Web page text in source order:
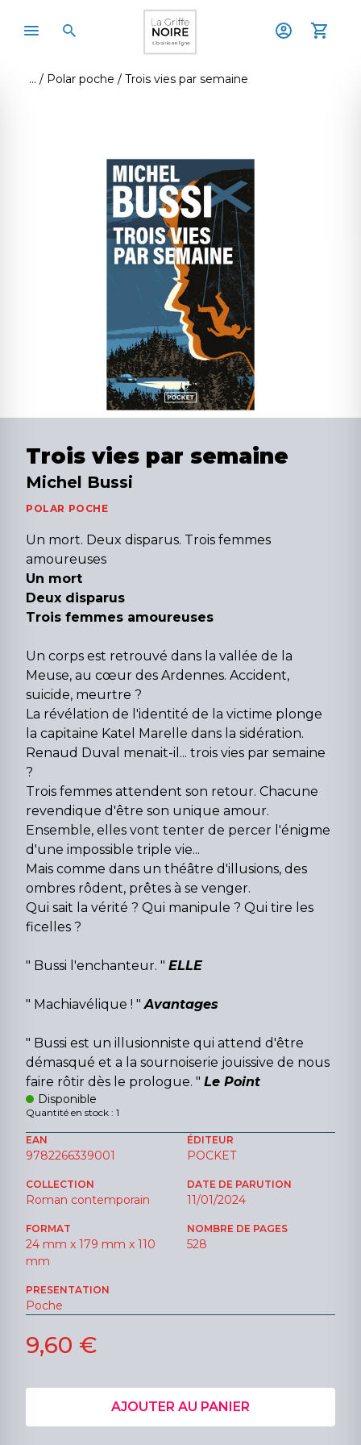
Polar poche Trois vies par semaine
Trois vies par semaine
Michel Bussi
POLAR POCHE
Un mort. Deux disparus. Trois femmes
amoureuses
Un mort
Deux disparus
Trois femmes amoureuses
Un corps est retrouvé dans la vallée de la
Meuse, au cœur des Ardennes. Accident,
suicide, meurtre ?
La révélation de l'identité de la victime plonge
la capitaine Katel Marelle dans la sidération.
Renaud Duval menait-il... trois vies par semaine
?
Trois femmes attendent son retour. Chacune
revendique d'être son unique amour.
Ensemble, elles vont tenter de percer l'énigme
d'une impossible triple vie...
Mais comme dans un théâtre d'illusions, des
ombres rôdent, prêtes à se venger.
Qui sait la vérité ? Qui manipule ? Qui tire les
ficelles ?
" Bussi l'enchanteur. " ELLE
" Machiavélique ! "Avantages
" Bussi est un illusionniste qui attend d'être
démasqué et a la sournoiserie jouissive de nous
faire rôtir dès le prologue. " Le Point
Disponible
Quantité en stock : 1
EAN
9782266339001
ÉDITEUR
POCKET
COLLECTION
Roman contemporain
DATE DE PARUTION
11/01/2024
FORMAT
24 mm x 179 mm x 110
mm
NOMBRE DE PAGES
528
PRESENTATION
Poche
9,60 €
AJOUTER AU PANIER